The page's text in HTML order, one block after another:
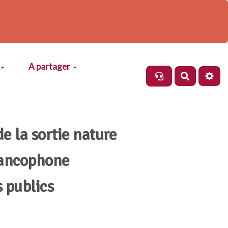
A partager
la sortie nature
publics